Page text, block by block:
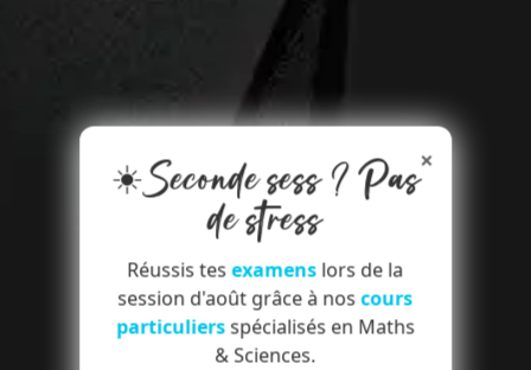
×
☀️Seconde sess ? Pas
de stress
Réussis tesexamens lors de la
session d'août grâce à noscours
particuliers spécialisés en Maths
& Sciences.